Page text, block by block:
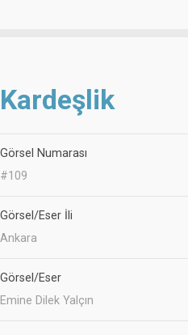
Kardeşlik
Görsel Numarası
#109
Görsel/Eser İli
Ankara
Görsel/Eser
Emine Dilek Yalçın